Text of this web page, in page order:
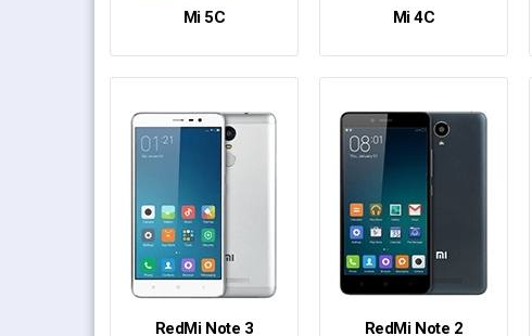
Mi 5C Mi 4C
RedMi Note 3 RedMi Note 2